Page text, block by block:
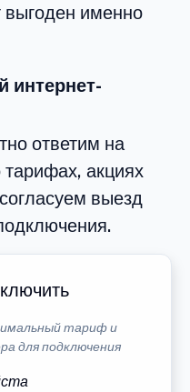
выгоден именно
интернет-
ответим на
акциях
выезд
тариф и
для подключения